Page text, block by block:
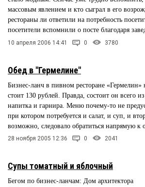
массовым явлением и кто сыграл в его
рестораны ли ответили на потребность
посетители вспомнили о посте благодаря
10 апреля 2006 14:41 0 3780
Обед в "Гермелине"
Бизнес-ланч в пивном ресторане «Гермелин»
стоит 130 рублей. Правда, состоит он всего
напитка и гарнира. Меню почему-то не
при котором потребуется и салат, и суп, и
возможно, следовало обратиться напрямую к
28 ноября 2005 12:36 0 2041
Супы томатный и яблочный
Бегом по бизнес-ланчам: Дом архитектора